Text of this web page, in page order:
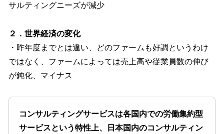
サルティングニーズが減少
２．世界経済の変化
・昨年度までとは違い、どのファームも好調というわけ
ではなく、ファームによっては売上高や従業員数の伸び
が鈍化、マイナス
コンサルティングサービスは各国内での労働集約型
サービスという特性上、日本国内のコンサルティン